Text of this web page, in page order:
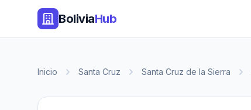
BoliviaHub
Inicio Santa Cruz Santa Cruz de la Sierra